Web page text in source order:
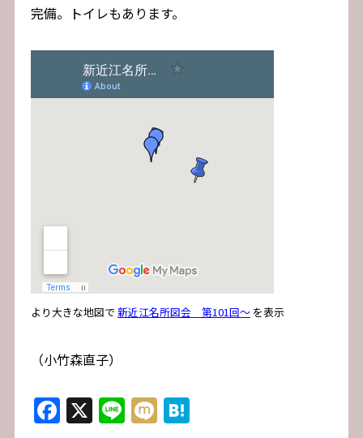
完備。トイレもあります。
より大きな地図で 新近江名所図会 第101回～ を表示
（小竹森直子）
Facebook
X Line
MixiHatena